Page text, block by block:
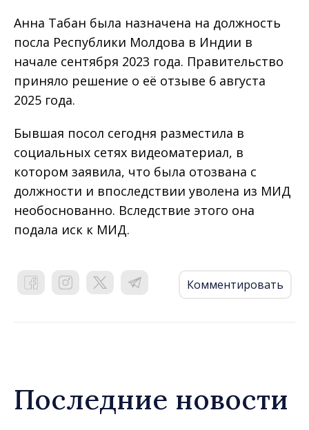
Анна Табан была назначена на должность
посла Республики Молдова в Индии в
начале сентября 2023 года. Правительство
приняло решение о её отзыве 6 августа
2025 года.
Бывшая посол сегодня разместила в
социальных сетях видеоматериал, в
котором заявила, что была отозвана с
должности и впоследствии уволена из МИД
необоснованно. Вследствие этого она
подала иск к МИД.
Комментировать
Последние новости